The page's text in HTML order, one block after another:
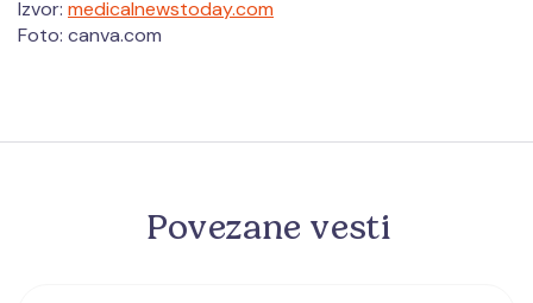
Izvor: medicalnewstoday.com
Foto: canva.com
Povezane vesti